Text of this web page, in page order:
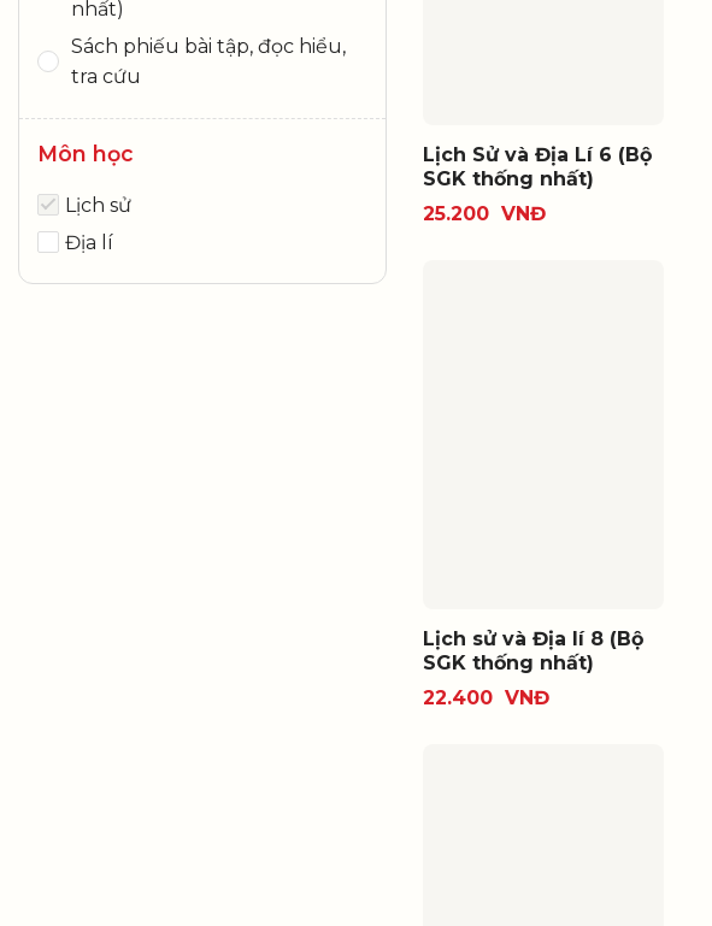
nhất)
Sách phiếu bài tập, đọc hiểu,
tra cứu
Môn học
Lịch sử
Địa lí
Lịch Sử và Địa Lí 6 (Bộ
SGK thống nhất)
25.200 VNĐ
Lịch sử và Địa lí 8 (Bộ
SGK thống nhất)
22.400 VNĐ